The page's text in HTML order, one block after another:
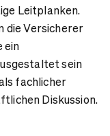
Leitplanken.
die Versicherer
ein
sein
fachlicher
Diskussion.